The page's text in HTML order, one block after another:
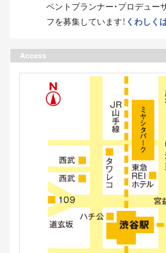
ベントプランナー・プロデュー
フを募集しています！ くわしく
Access